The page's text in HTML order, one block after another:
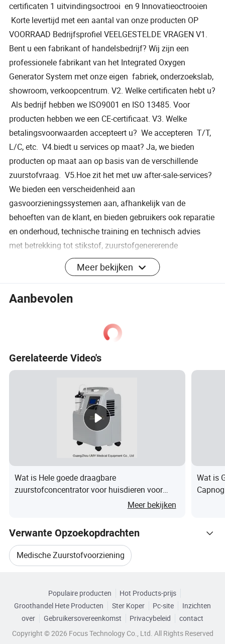
certificaten 1 uitvindingsoctrooi en 9 Innovatieoctrooien
Korte levertijd met een aantal van onze producten OP
VOORRAAD Bedrijfsprofiel VEELGESTELDE VRAGEN V1.
Bent u een fabrikant of handelsbedrijf? Wij zijn een
professionele fabrikant van het Integrated Oxygen
Generator System met onze eigen fabriek, onderzoekslab,
showroom, verkoopcentrum. V2. Welke certificaten hebt u?
Als bedrijf hebben we ISO9001 en ISO 13485. Voor
producten hebben we een CE-certificaat. V3. Welke
betalingsvoorwaarden accepteert u? We accepteren T/T,
L/C, etc. V4.biedt u services op maat? Ja, we bieden
producten op maat aan op basis van de verschillende
zuurstofvraag. V5.Hoe zit het met uw after-sale-services?
We bieden een verscheidenheid aan
gasvoorzieningssystemen aan, afhankelijk van de
behoeften van de klant, en bieden gebruikers ook reparatie
en onderhoud, technische training en technisch advies
met betrekking tot stikstof, zuurstofgenererende
apparatuur en aanverwante apparatuur.
Meer bekijken
Aanbevolen
Gerelateerde Video's
Wat is Hele goede draagbare
zuurstofconcentrator voor huisdieren voor
optimale gezondheidssteun voor huisdieren in
Meer bekijken
Wat is
Verwante Opzoekopdrachten
Medische Zuurstofvoorziening
Medische Zuurstofmachines
Medische Zuurstof Kan
Populaire producten
Hot Products-prijs
Groothandel Hete Producten
Ster Koper Pc-site
Inzichten
over
Gebruikersovereenkomst Privacybeleid
contact
Copyright © 2026 Focus Technology Co., Ltd. All Rights Reserved